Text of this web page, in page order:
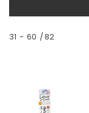
31 - 60 82